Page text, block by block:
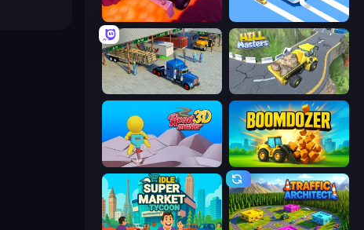
Sand King Drive Taxi
Offroad Cargo Transport Truck Hill Masters
Road Master 3D Boomdozer